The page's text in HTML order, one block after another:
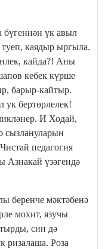
бүгеннән үк авыл
каядыр ыргыла.
кайда?! Аны
кебек күрше
барыр-кайтыр.
ук бертөрлелек!
И Ходай,
сызлануларын
педагогия
Азнакай үзәгендә
беренче мәктәбенә
мохит, язучы
син дә
ризалаша. Роза